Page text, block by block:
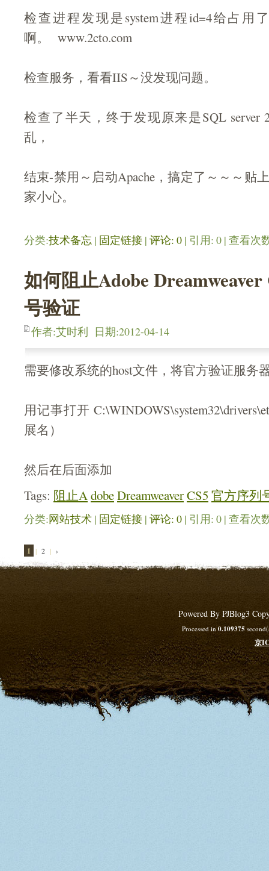
检查进程发现是system进程id=4给占用
啊。 www.2cto.com
检查服务，看看IIS～没发现问题。
检查了半天，终于发现原来是SQL server
乱，
结束-禁用～启动Apache，搞定了～～～贴
家小心。
分类:技术备忘 | 固定链接 | 评论: 0 | 引用: 0 | 查看次
如何阻止Adobe
号验证
作者:艾时利 日期:2012-04-14
需要修改系统的host文件，将官方验证服务
用记事打开
展名）
然后在后面添加
Tags: 阻止AdobeDreamweaverCS5 官方序列
分类:网站技术 | 固定链接 | 评论: 0 | 引用: 0 | 查看次
1 | 2 | ›
Powered By PJBlog3
Processed in0.109375
京